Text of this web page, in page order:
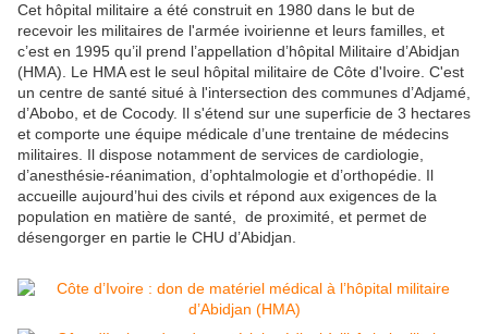
Cet hôpital militaire a été construit en 1980 dans le but de
recevoir les militaires de l'armée ivoirienne et leurs familles, et
c’est en 1995 qu’il prend l’appellation d’hôpital Militaire d’Abidjan
(HMA). Le HMA est le seul hôpital militaire de Côte d'Ivoire. C'est
un centre de santé situé à l'intersection des communes d’Adjamé,
d’Abobo, et de Cocody. Il s'étend sur une superficie de 3 hectares
et comporte une équipe médicale d’une trentaine de médecins
militaires. Il dispose notamment de services de cardiologie,
d’anesthésie-réanimation, d’ophtalmologie et d’orthopédie. Il
accueille aujourd’hui des civils et répond aux exigences de la
population en matière de santé, de proximité, et permet de
désengorger en partie le CHU d’Abidjan.